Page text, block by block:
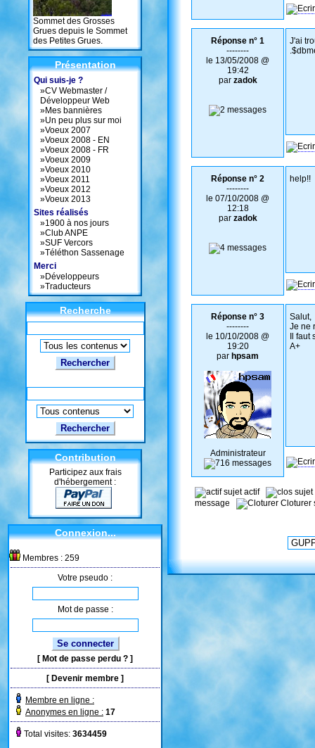
Sommet des Grosses
Grues depuis le Sommet
des Petites Grues.
Présentation
Qui suis-je ?
»CV Webmaster /
Développeur Web
»Mes bannières
»Un peu plus sur moi
»Voeux 2007
»Voeux 2008 - EN
»Voeux 2008 - FR
»Voeux 2009
»Voeux 2010
»Voeux 2011
»Voeux 2012
»Voeux 2013
Sites réalisés
»1900 à nos jours
»Club ANPE
»SUF Vercors
»Téléthon Sassenage
Merci
»Développeurs
»Traducteurs
Recherche
Rechercher
Contribution
Participez aux frais
d'hébergement :
Connexion...
Membres : 259
Votre pseudo :
Mot de passe :
[ Mot de passe perdu ? ]
[ Devenir membre ]
Membre en ligne :
Anonymes en ligne : 17
Total visites: 3634459
Réponse n° 1
--------
le 13/05/2008 @
19:42
par zadok
J'ai
Réponse n° 2
--------
le 07/10/2008 @
12:18
par zadok
help!!
Réponse n° 3
--------
le 10/10/2008 @
19:20
par hpsam
Administrateur
Salut,
Je ne
Il
A+
sujet actif
message